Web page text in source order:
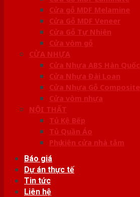
Cửa gỗ MDF Melamine
Cửa Gỗ MDF Veneer
Cửa Gỗ Tự Nhiên
Cửa vòm gỗ
CỬA NHỰA
Cửa Nhựa ABS Hàn Quốc
Cửa Nhựa Đài Loan
Cửa Nhựa Gỗ Composite
Cửa vòm nhựa
NỘI THẤT
Tủ Kệ Bếp
Tủ Quần Áo
Phụ kiện cửa nhà tắm
Báo giá
Dự án thực tế
Tin tức
Liên hệ